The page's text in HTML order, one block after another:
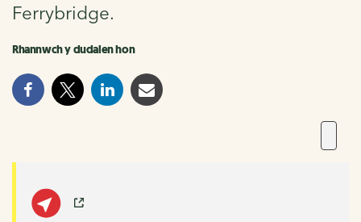
Ferrybridge.
Rhannwch y dudalen hon